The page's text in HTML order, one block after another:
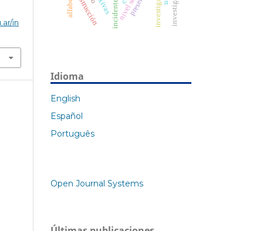
in
Idioma
English
Español
Português
Open Journal Systems